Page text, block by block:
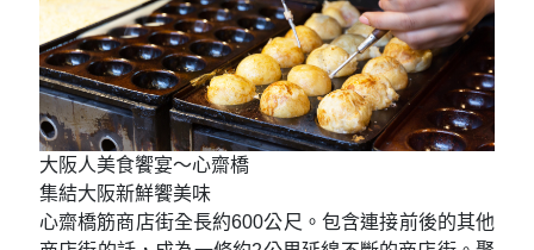
社中供俸了相傳可以切穿任何岩石的劍與箭，取其意
為「石切劍箭神社」。而神社的神主家有一套家傳咒
語，剛好發音同關西地區的方言裡腫塊的意思，久而
久之就變成了「擊退腫塊守護健康」之神。近年來這
個腫塊的意思又被延伸為癌症，很多日本人相信這座
石切劍箭神社可以治癒好腫瘤、癌症等疾病，特別遠
道而來祈願。